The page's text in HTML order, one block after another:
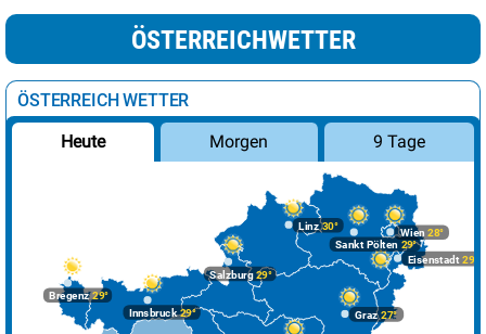
ÖSTERREICHWETTER
ÖSTERREICH WETTER
Heute Morgen 9 Tage
Bregenz29°
Graz27°
Innsbruck29°
Linz30°
Salzburg29°
Wien 28°
Eisenstadt 29°
Sankt Pölten 29°